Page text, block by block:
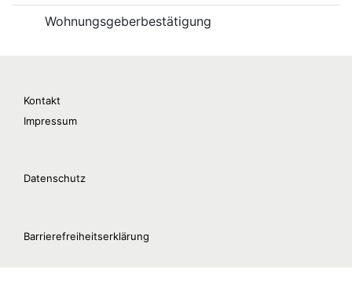
Wohnungsgeberbestätigung
Kontakt
Impressum
Datenschutz
Barrierefreiheitserklärung